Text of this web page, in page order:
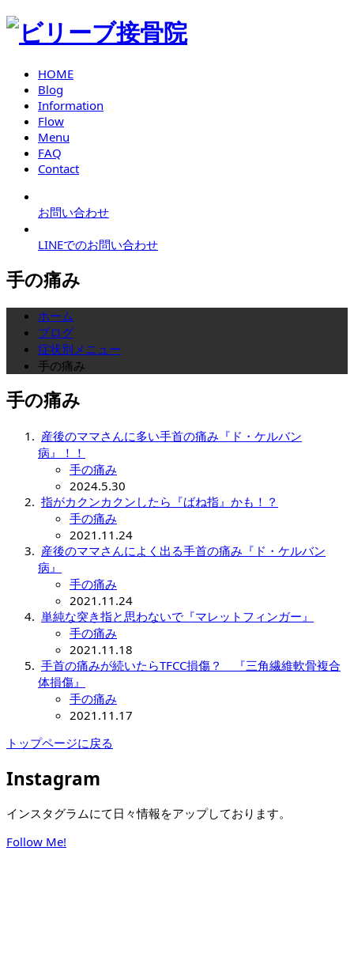
HOME
Blog
Information
Flow
Menu
FAQ
Contact
お問い合わせ
LINEでのお問い合わせ
手の痛み
ホーム
ブログ
症状別メニュー
手の痛み
手の痛み
産後のママさんに多い手首の痛み『ド・ケルバン
病』！！
手の痛み
2024.5.30
指がカクンカクンしたら『ばね指』かも！？
手の痛み
2021.11.24
産後のママさんによく出る手首の痛み『ド・ケルバン
病』
手の痛み
2021.11.24
単純な突き指と思わないで『マレットフィンガー』
手の痛み
2021.11.18
手首の痛みが続いたらTFCC損傷？ 『三角繊維軟骨複合
体損傷』
手の痛み
2021.11.17
トップページに戻る
Instagram
インスタグラムにて日々情報をアップしております。
Follow Me!